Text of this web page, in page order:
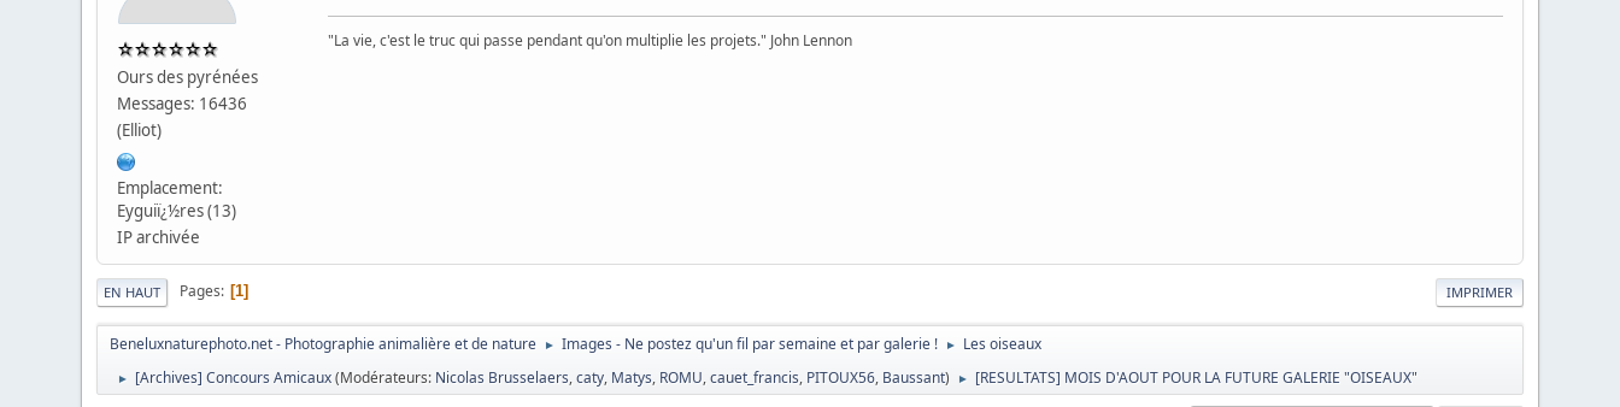
Ours des pyrénées
Messages: 16436
(Elliot)
Emplacement:
Eyguiï¿½res (13)
IP archivée
"La vie, c'est le truc qui passe pendant qu'on multiplie les projets." John Lennon
IMPRIMER
EN HAUT Pages 1
Beneluxnaturephoto.net - Photographie animalière et de nature ► Images - Ne postez qu'un fil par semaine et par galerie ! ► Les oiseaux
► [Archives] Concours Amicaux(Modérateurs: Nicolas Brusselaers,caty, Matys, ROMU,cauet_francis, PITOUX56, Baussant) ► [RESULTATS] MOIS D'AOUT POUR LA FUTURE GALERIE "OISEAUX"